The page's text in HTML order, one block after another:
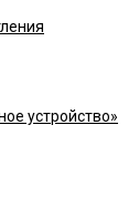
устройство»